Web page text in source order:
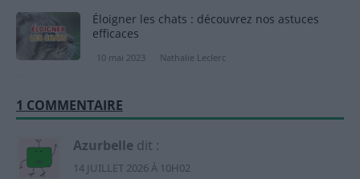
Éloigner les chats : découvrez nos astuces
efficaces
10 mai 2023 Nathalie Leclerc
1 COMMENTAIRE
Azurbelle dit :
14 JUILLET 2026 À 10H02